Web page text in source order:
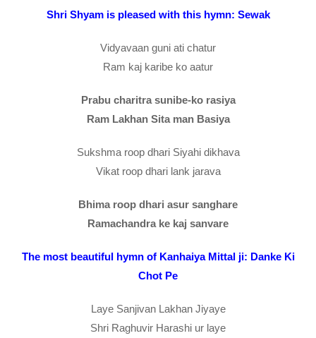
Shri Shyam is pleased with this hymn: Sewak
Vidyavaan guni ati chatur
Ram kaj karibe ko aatur
Prabu charitra sunibe-ko rasiya
Ram Lakhan Sita man Basiya
Sukshma roop dhari Siyahi dikhava
Vikat roop dhari lank jarava
Bhima roop dhari asur sanghare
Ramachandra ke kaj sanvare
The most beautiful hymn of Kanhaiya Mittal ji: Danke Ki
Chot Pe
Laye Sanjivan Lakhan Jiyaye
Shri Raghuvir Harashi ur laye